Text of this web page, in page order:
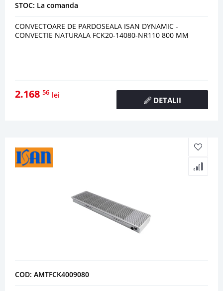
STOC: La comanda
CONVECTOARE DE PARDOSEALA ISAN DYNAMIC -
CONVECTIE NATURALA FCK20-14080-NR110 800 MM
2.168 56 lei
DETALII
COD: AMTFCK4009080